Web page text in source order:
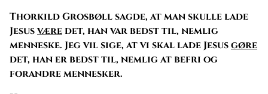
Thorkild Grosbøll sagde, at man skulle lade
Jesusvære det, han var bedst til, nemlig
menneske. Jeg vil sige, at vi skal lade Jesusgøre
det, han er bedst til, nemlig at befri og
forandre mennesker.